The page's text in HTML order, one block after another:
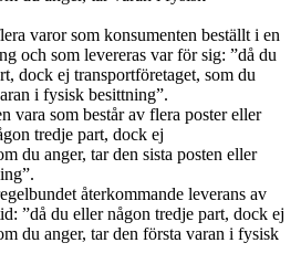
varor som konsumenten beställt i en
och som levereras var för sig: ”då du
dock ej transportföretaget, som du
i fysisk besittning”.
vara som består av flera poster eller
tredje part, dock ej
du anger, tar den sista posten eller
återkommande leverans av
”då du eller någon tredje part, dock ej
du anger, tar den första varan i fysisk